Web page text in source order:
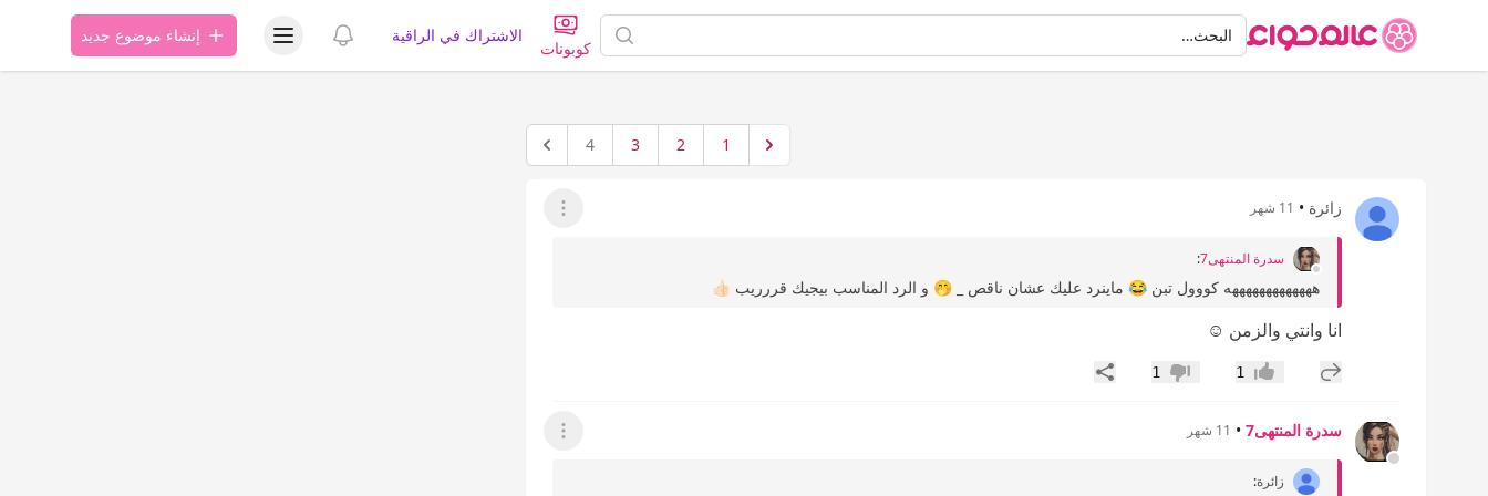
البحثالبحث…
كوبونات
الاشتراك في الراقية عرض الإشعاراتعرض قائمة المستخدمإنشاء موضوع جديد
1
2
3
4
زائرة • 11 شهر عرض القائمة
سدرة المنتهى7 :
هههههههههههههه كووول تبن 😂 ماينرد عليك عشان ناقص _ 🤭 و الرد المناسب بيجيك قررريب 👍🏻
انا وانتي والزمن ☺️
إضافة رد جديد
إعجاب1 عدم إعجاب
1 مشاركة
سدرة المنتهى7 • 11 شهر عرض القائمة
زائرة: